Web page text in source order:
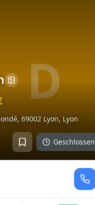
D
Geschlossen
69002 Lyon, Lyon